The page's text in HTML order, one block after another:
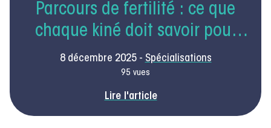
Parcours de fertilité : ce que
chaque kiné doit savoir pour
accompagner les femmes en
2026
8 décembre 2025 - Spécialisations
95 vues
Lire l'article